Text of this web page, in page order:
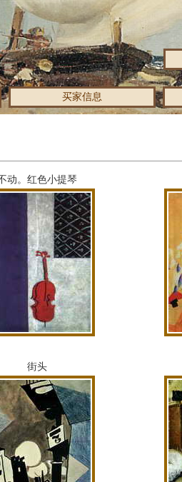
买家信息
动。 红色小提琴
街头